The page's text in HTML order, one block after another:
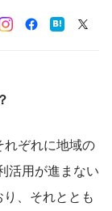
ぞれに地域の
活用が進まない
、それととも